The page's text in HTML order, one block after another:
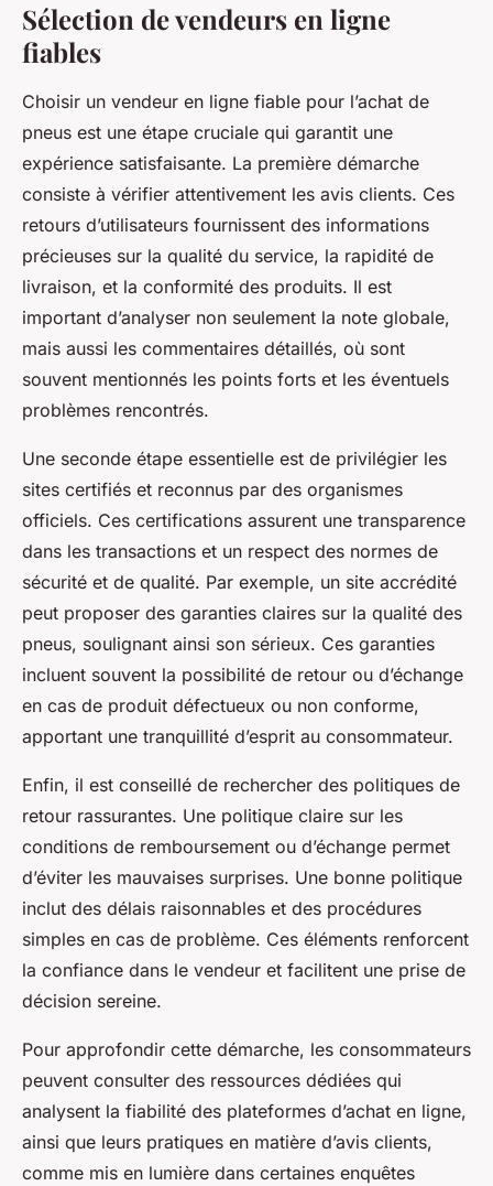
Sélection de vendeurs en ligne
fiables
Choisir un vendeur en ligne fiable pour l’achat de
pneus est une étape cruciale qui garantit une
expérience satisfaisante. La première démarche
consiste à vérifier attentivement les avis clients. Ces
retours d’utilisateurs fournissent des informations
précieuses sur la qualité du service, la rapidité de
livraison, et la conformité des produits. Il est
important d’analyser non seulement la note globale,
mais aussi les commentaires détaillés, où sont
souvent mentionnés les points forts et les éventuels
problèmes rencontrés.
Une seconde étape essentielle est de privilégier les
sites certifiés et reconnus par des organismes
officiels. Ces certifications assurent une transparence
dans les transactions et un respect des normes de
sécurité et de qualité. Par exemple, un site accrédité
peut proposer des garanties claires sur la qualité des
pneus, soulignant ainsi son sérieux. Ces garanties
incluent souvent la possibilité de retour ou d’échange
en cas de produit défectueux ou non conforme,
apportant une tranquillité d’esprit au consommateur.
Enfin, il est conseillé de rechercher des politiques de
retour rassurantes. Une politique claire sur les
conditions de remboursement ou d’échange permet
d’éviter les mauvaises surprises. Une bonne politique
inclut des délais raisonnables et des procédures
simples en cas de problème. Ces éléments renforcent
la confiance dans le vendeur et facilitent une prise de
décision sereine.
Pour approfondir cette démarche, les consommateurs
peuvent consulter des ressources dédiées qui
analysent la fiabilité des plateformes d’achat en ligne,
ainsi que leurs pratiques en matière d’avis clients,
comme mis en lumière dans certaines enquêtes